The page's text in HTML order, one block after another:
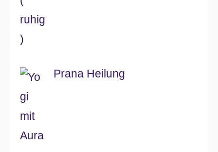
Prana Heilung